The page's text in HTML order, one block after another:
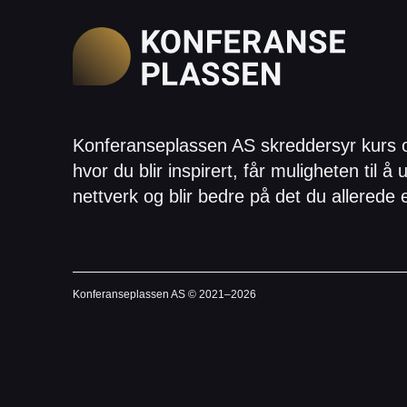
Konferanseplassen AS skreddersyr kurs
hvor du blir inspirert, får muligheten til å
nettverk og blir bedre på det du allerede
Konferanseplassen AS © 2021–2026